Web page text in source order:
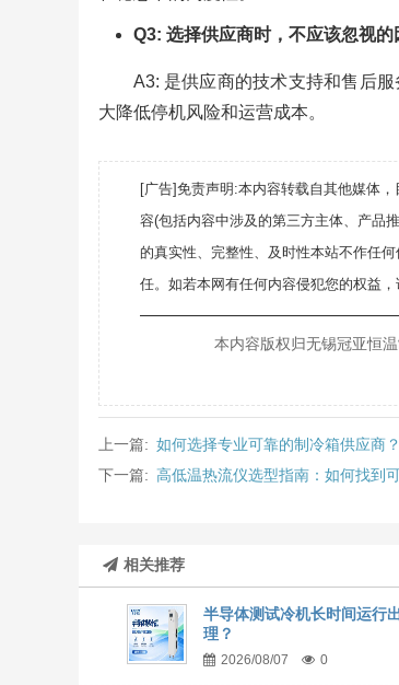
Q3: 选择供应商时，不应该忽视的
A3: 是供应商的技术支持和售后
大降低停机风险和运营成本。
[广告]免责声明:本内容转载自其他媒体
容(包括内容中涉及的第三方主体、产品
的真实性、完整性、及时性本站不作任
任。如若本网有任何内容侵犯您的权益
本内容版权归无锡冠亚恒
上一篇: 如何选择专业可靠的制冷箱供应商
下一篇: 高低温热流仪选型指南：如何找到
相关推荐
半导体测试冷机长时间运行
理？
2026/08/07 0